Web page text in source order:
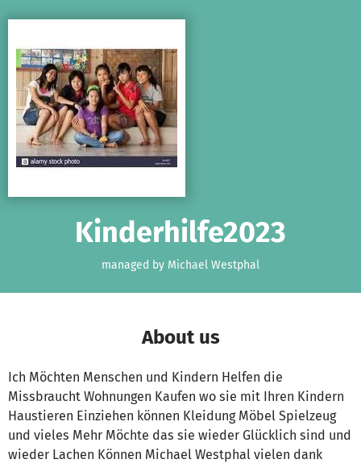
Kinderhilfe2023
managed by Michael Westphal
About us
Ich Möchten Menschen und Kindern Helfen die
Missbraucht Wohnungen Kaufen wo sie mit Ihren Kindern
Haustieren Einziehen können Kleidung Möbel Spielzeug
und vieles Mehr Möchte das sie wieder Glücklich sind und
wieder Lachen Können Michael Westphal vielen dank